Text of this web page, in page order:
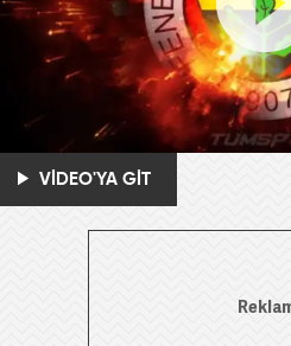
VİDEO'YA GİT